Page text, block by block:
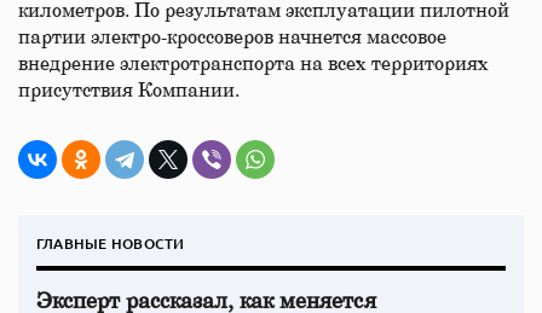
километров. По результатам эксплуатации пилотной
партии электро-кроссоверов начнется массовое
внедрение электротранспорта на всех территориях
присутствия Компании.
ГЛАВНЫЕ НОВОСТИ
Эксперт рассказал, как меняется